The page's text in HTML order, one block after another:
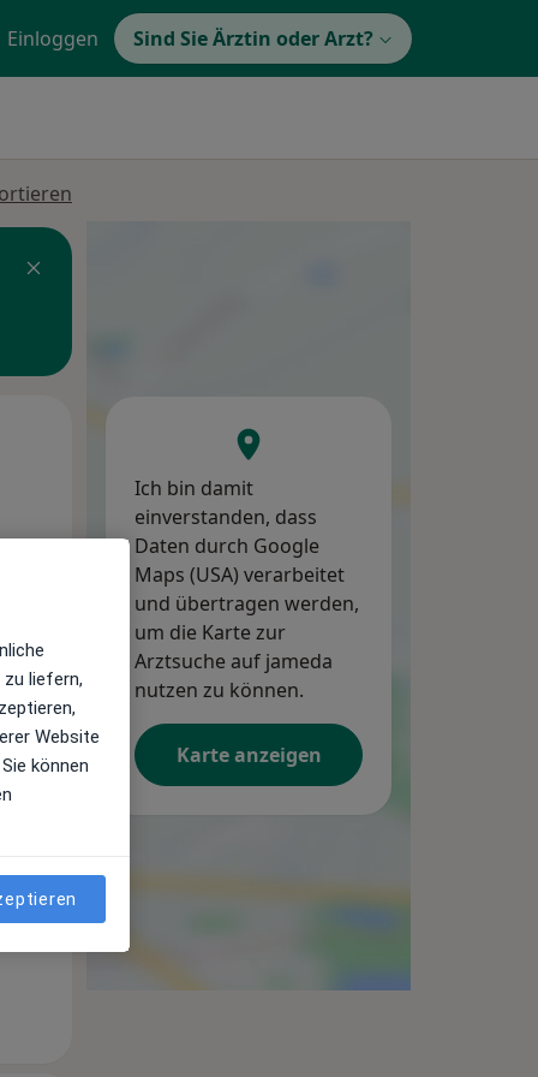
Einloggen Sind Sie Ärztin oder Arzt?
Mo, Di,
11 Aug
Mi,
12 Aug
Ich bin damit
einverstanden, dass
Daten durch Google
Maps (USA) verarbeitet
und übertragen werden,
um die Karte zur
Arztsuche auf jameda
nutzen zu können.
Karte anzeigen
liefern,
Website
können